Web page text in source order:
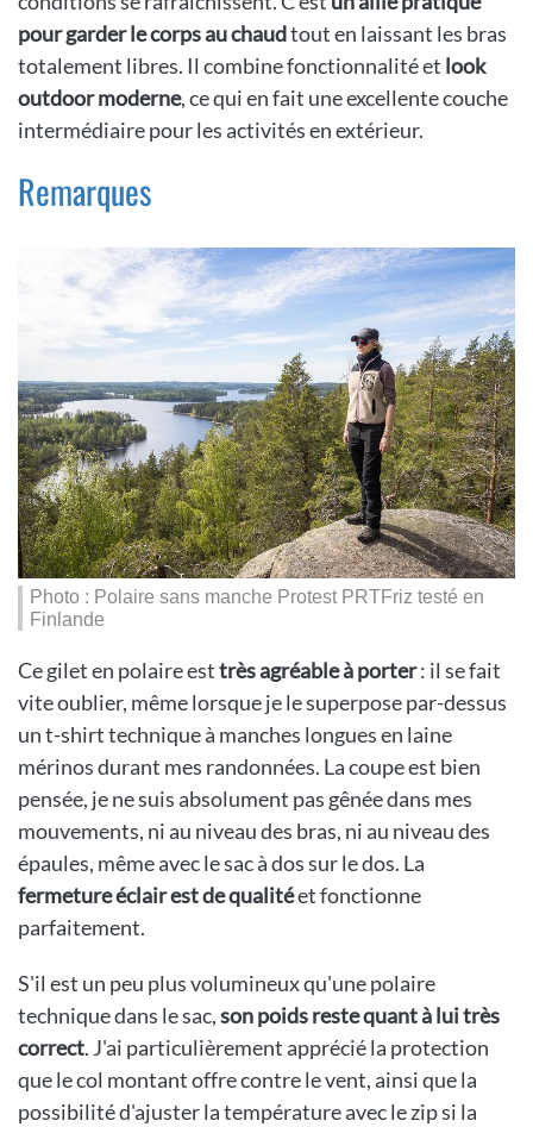
pour garder le corps au chaudtout en laissant les bras
totalement libres. Il combine fonctionnalité et look
outdoor moderne, ce qui en fait une excellente couche
intermédiaire pour les activités en extérieur.
Remarques
Photo : Polaire sans manche Protest PRTFriz testé en
Finlande
Ce gilet en polaire esttrès agréable à porter: il se fait
vite oublier, même lorsque je le superpose par-dessus
un t-shirt technique à manches longues en laine
mérinos durant mes randonnées. La coupe est bien
pensée, je ne suis absolument pas gênée dans mes
mouvements, ni au niveau des bras, ni au niveau des
épaules, même avec le sac à dos sur le dos. La
fermeture éclair est de qualitéet fonctionne
parfaitement.
S'il est un peu plus volumineux qu'une polaire
technique dans le sac,son poids reste quant à lui très
correct. J'ai particulièrement apprécié la protection
que le col montant offre contre le vent, ainsi que la
possibilité d'ajuster la température avec le zip si la